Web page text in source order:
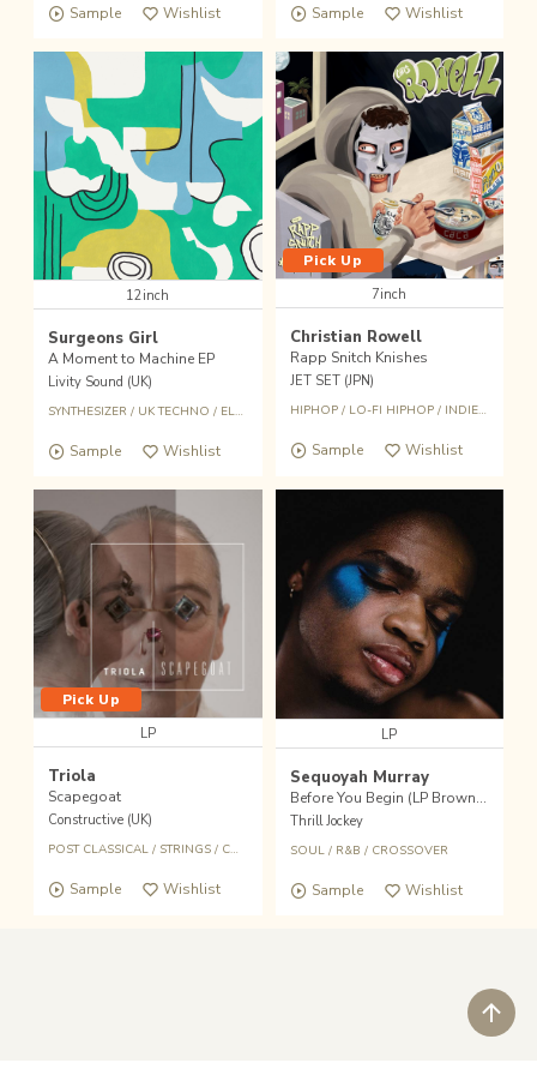
Sample Wishlist Sample Wishlist
12inch
Surgeons Girl
A Moment to Machine EP
Livity Sound (UK)
SYNTHESIZER / UK TECHNO / ELECTRONICA
Sample Wishlist
Pick Up
7inch
Christian Rowell
Rapp Snitch Knishes
JET SET (JPN)
HIPHOP/ LO-FI HIPHOP/ INDIE ROCK
Sample Wishlist
Pick Up
LP
Triola
Scapegoat
Constructive (UK)
POST CLASSICAL/ STRINGS/ CONTEMPORARY / ELECTRONICA
Sample Wishlist
LP
Sequoyah Murray
Before You Begin (LP Brown Hi-Melt Vinyl+MP3)
Thrill Jockey
SOUL/ R&B / CROSSOVER
Sample Wishlist